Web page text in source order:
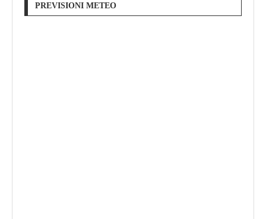
PREVISIONI METEO